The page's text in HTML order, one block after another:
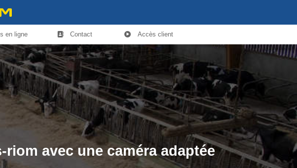
en ligne Contact Accès client
avec une caméra adaptée